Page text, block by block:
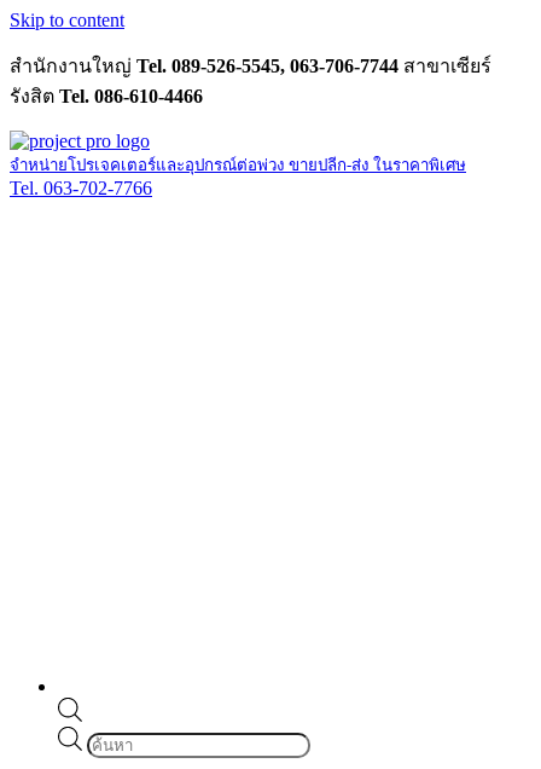
Skip to content
สำนักงานใหญ่ Tel. 089-526-5545, 063-706-7744 สาขาเซียร์
รังสิต Tel. 086-610-4466
จำหน่ายโปรเจคเตอร์และอุปกรณ์ต่อพ่วง ขายปลีก-ส่ง ในราคาพิเศษ
Tel. 063-702-7766
Products
search